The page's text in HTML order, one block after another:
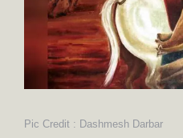
Pic Credit : Dashmesh Darbar